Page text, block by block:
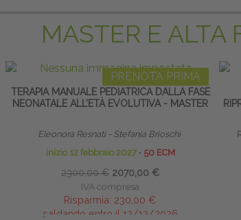
MASTER E ALTA
PRENOTA PRIMA
TERAPIA MANUALE PEDIATRICA DALLA FASE
NEONATALE ALL’ETÀ EVOLUTIVA - MASTER
Eleonora Resnati - Stefania Brioschi
inizio 12 febbraio 2027 ∙ 50 ECM
2300,00 € 2070,00 €
IVA compresa
Risparmia: 230,00 €
saldando entro il 12/12/2026